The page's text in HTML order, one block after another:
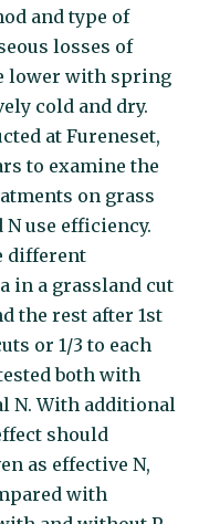
and type of
losses of
lower with spring
cold and dry.
at Fureneset,
to examine the
on grass
use efficiency.
different
in a grassland cut
the rest after 1st
or 1/3 to each
both with
N. With additional
should
as effective N,
with